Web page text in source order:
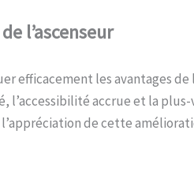
l’ascenseur
efficacement les avantages de
l’accessibilité accrue et la
de cette